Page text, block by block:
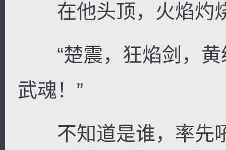
在他头顶，火焰灼
“楚震，狂焰剑，黄
武魂！”
不知道是谁，率先